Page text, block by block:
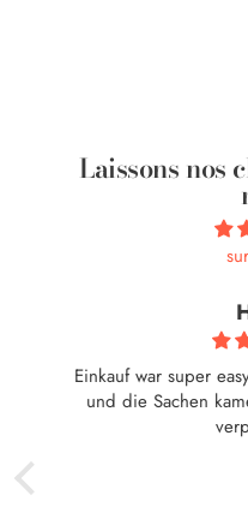
Laissons nos
Einkauf war super
und die Sachen